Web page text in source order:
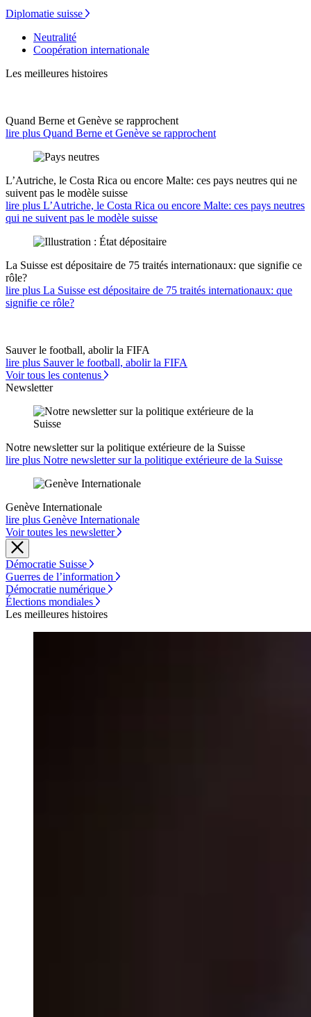
Diplomatie suisse
Neutralité
Coopération internationale
Les meilleures histoires
Quand Berne et Genève se rapprochent
lire plus Quand Berne et Genève se rapprochent
L’Autriche, le Costa Rica ou encore Malte: ces pays neutres qui ne
suivent pas le modèle suisse
lire plus L’Autriche, le Costa Rica ou encore Malte: ces pays neutres
qui ne suivent pas le modèle suisse
La Suisse est dépositaire de 75 traités internationaux: que signifie ce
rôle?
lire plus La Suisse est dépositaire de 75 traités internationaux: que
signifie ce rôle?
Sauver le football, abolir la FIFA
lire plus Sauver le football, abolir la FIFA
Voir tous les contenus
Newsletter
Notre newsletter sur la politique extérieure de la Suisse
lire plus Notre newsletter sur la politique extérieure de la Suisse
Genève Internationale
lire plus Genève Internationale
Voir toutes les newsletter
Démocratie Suisse
Guerres de l’information
Démocratie numérique
Élections mondiales
Les meilleures histoires